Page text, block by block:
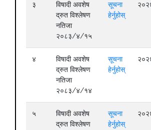
३
विषादी अवशेष
द्रुत विश्लेषण
नतिजा
२०८३/४/१५
सूचना
हेर्नुहोस्
४
विषादी अवशेष
द्रुत विश्लेषण
नतिजा
२०८३/४/१४
सूचना
हेर्नुहोस्
५
विषादी अवशेष
द्रुत विश्लेषण
सूचना
हेर्नुहोस्